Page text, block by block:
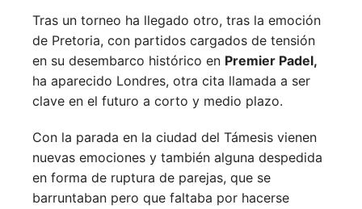
Tras un torneo ha llegado otro, tras la emoción
de Pretoria, con partidos cargados de tensión
en su desembarco histórico en Premier Padel,
ha aparecido Londres, otra cita llamada a ser
clave en el futuro a corto y medio plazo.
Con la parada en la ciudad del Támesis vienen
nuevas emociones y también alguna despedida
en forma de ruptura de parejas, que se
barruntaban pero que faltaba por hacerse